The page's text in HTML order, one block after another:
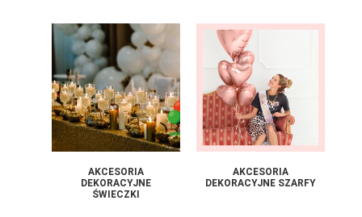
AKCESORIA
DEKORACYJNE
ŚWIECZKI
AKCESORIA
DEKORACYJNE SZARFY